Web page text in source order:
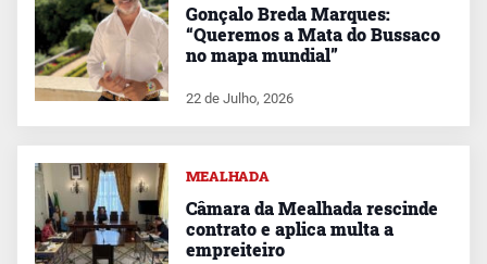
Gonçalo Breda Marques:
“Queremos a Mata do Bussaco
no mapa mundial”
22 de Julho, 2026
MEALHADA
Câmara da Mealhada rescinde
contrato e aplica multa a
empreiteiro